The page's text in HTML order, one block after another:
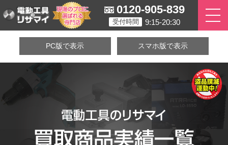
0120-905-839
受付時間 9:15-20:30
PC版で表示 スマホ版で表示